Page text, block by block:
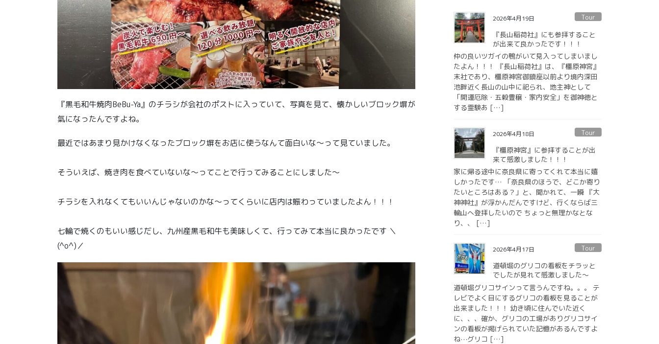
『黒毛和牛焼肉BeBu-Ya』のチラシが会社のポストに入っていて、写真を見て、懐かしいブロック塀が
氣になったんですよね。
最近ではあまり見かけなくなったブロック塀をお店に使うなんて面白いな〜って見ていました。
そういえば、焼き肉を食べていないな〜ってことで行ってみることにしました〜
チラシを入れなくてもいいんじゃないのかな〜ってくらいに店内は賑わっていましたよん！！！
七輪で焼くのもいい感じだし、九州産黒毛和牛も美味しくて、行ってみて本当に良かったです ＼
(^o^)／
2026年4月19日 Tour
『長山稲荷社』にも参拝すること
が出来て良かったです！！！
仲の良いツガイの鴨がいて見入ってしまいまし
たよん！！！ 『長山稲荷社』は、『橿原神宮』
末社であり、橿原神宮御鎮座以前より境内深田
池畔近く長山の山中に祀られ、地主神として
「開運厄除・五穀豊穣・家内安全」を御神徳と
する霊験あ […]
2026年4月18日 Tour
『橿原神宮』に参拝することが出
来て感激しました！！！
家に帰る途中に奈良県に寄ってくれて本当に嬉
しかったです… 「奈良県のほうで、どこか寄り
たいところはある？」と、聞かれて、一瞬 『大
神神社』が浮かんだんですけど、行くならば三
輪山へ登拝したいので ちょっと無理かなとな
り、、 […]
2026年4月17日 Tour
道頓堀のグリコの看板をチラッと
でしたが見れて感激しました〜
道頓堀グリコサインって言うんですね。。。 テ
レビでよく目にするグリコの看板を見ることが
出来ました！！！ 幼き頃に住んでいた近く
に、、、確か、グリコの工場がありグリコサイ
ンの看板が掲げられていた記憶があるんですよ
ね⋯グリコ […]